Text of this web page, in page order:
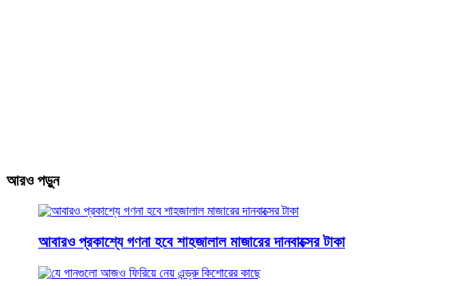
আরও পড়ুন
আবারও প্রকাশ্যে গণনা হবে শাহজালাল মাজারের দানবাক্সের টাকা